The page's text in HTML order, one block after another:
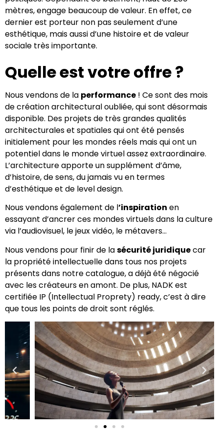
mètres, engage beaucoup de valeur. En effet, ce
dernier est porteur non pas seulement d’une
esthétique, mais aussi d’une histoire et de valeur
sociale très importante.
Quelle est votre offre ?
Nous vendons de la performance ! Ce sont des mois
de création architectural oubliée, qui sont désormais
disponible. Des projets de très grandes qualités
architecturales et spatiales qui ont été pensés
initialement pour les mondes réels mais qui ont un
potentiel dans le monde virtuel assez extraordinaire.
L’architecture apporte un supplément d’âme,
d’histoire, de sens, du jamais vu en termes
d’esthétique et de level design.
Nous vendons également de l’inspiration en
essayant d’ancrer ces mondes virtuels dans la culture
via l’audiovisuel, le jeux vidéo, le métavers…
Nous vendons pour finir de lasécurité juridiquecar
la propriété intellectuelle dans tous nos projets
présents dans notre catalogue, a déjà été négocié
avec les créateurs en amont. De plus, NADK est
certifiée IP (Intellectual Proprety) ready, c’est à dire
que tous les points de droit sont réglés.